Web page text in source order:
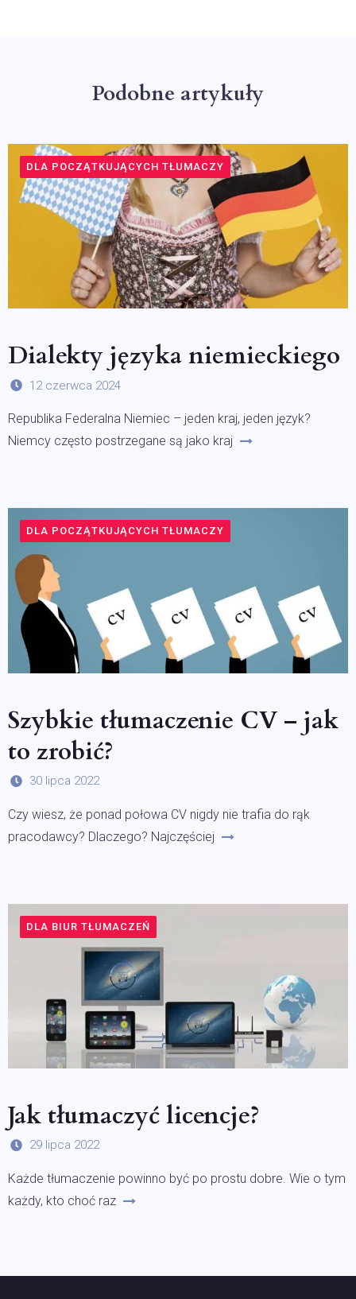
Podobne artykuły
DLA POCZĄTKUJĄCYCH TŁUMACZY
Dialekty języka niemieckiego
12 czerwca 2024
Republika Federalna Niemiec – jeden kraj, jeden język?
Niemcy często postrzegane są jako kraj
DLA POCZĄTKUJĄCYCH TŁUMACZY
Szybkie tłumaczenie CV – jak
to zrobić?
30 lipca 2022
Czy wiesz, że ponad połowa CV nigdy nie trafia do rąk
pracodawcy? Dlaczego? Najczęściej
DLA BIUR TŁUMACZEŃ
Jak tłumaczyć licencje?
29 lipca 2022
Każde tłumaczenie powinno być po prostu dobre. Wie o tym
każdy, kto choć raz